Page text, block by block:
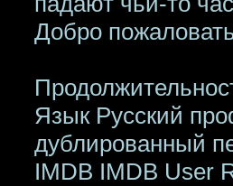
Добро
Язык Русский
дублированный
IMDB IMDB User